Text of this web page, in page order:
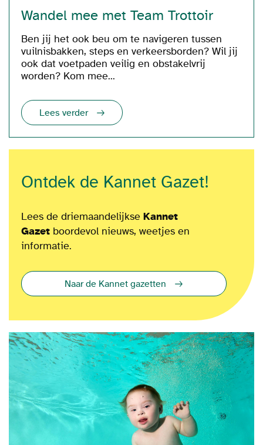
Wandel mee met Team Trottoir
Ben jij het ook beu om te navigeren tussen
vuilnisbakken, steps en verkeersborden? Wil jij
ook dat voetpaden veilig en obstakelvrij
worden? Kom mee...
Lees verder
Ontdek de Kannet Gazet!
Lees de driemaandelijkse Kannet
Gazet boordevol nieuws, weetjes en
informatie.
Naar de Kannet gazetten